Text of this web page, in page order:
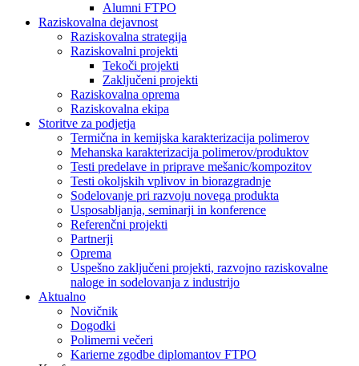
Alumni FTPO
Raziskovalna dejavnost
Raziskovalna strategija
Raziskovalni projekti
Tekoči projekti
Zaključeni projekti
Raziskovalna oprema
Raziskovalna ekipa
Storitve za podjetja
Termična in kemijska karakterizacija polimerov
Mehanska karakterizacija polimerov/produktov
Testi predelave in priprave mešanic/kompozitov
Testi okoljskih vplivov in biorazgradnje
Sodelovanje pri razvoju novega produkta
Usposabljanja, seminarji in konference
Referenčni projekti
Partnerji
Oprema
Uspešno zaključeni projekti, razvojno raziskovalne
naloge in sodelovanja z industrijo
Aktualno
Novičnik
Dogodki
Polimerni večeri
Karierne zgodbe diplomantov FTPO